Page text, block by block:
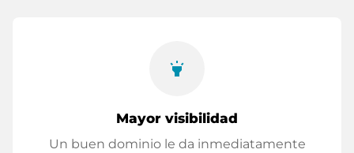
highlight
Mayor visibilidad
Un buen dominio le da inmediatamente